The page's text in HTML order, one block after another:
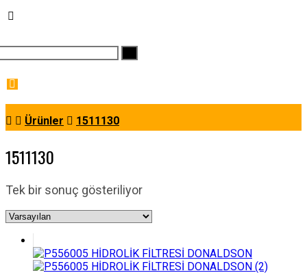
Ürünler 1511130
1511130
Tek bir sonuç gösteriliyor